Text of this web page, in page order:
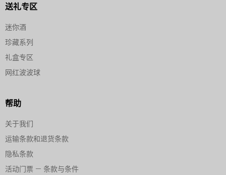
送礼专区
迷你酒
珍藏系列
礼盒专区
网红波波球
帮助
关于我们
运输条款和退货条款
隐私条款
活动门票 — 条款与条件